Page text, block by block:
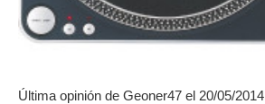
Última opinión de Geoner47 el 20/05/2014